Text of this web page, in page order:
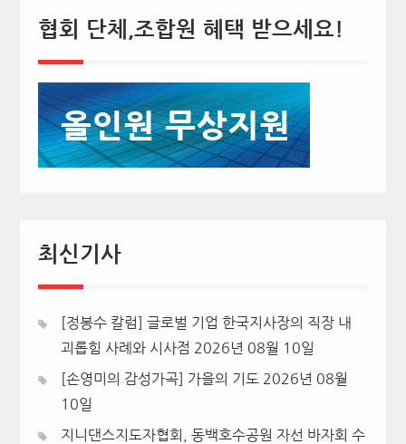
협회 단체,조합원 혜택 받으세요!
최신기사
[정봉수 칼럼] 글로벌 기업 한국지사장의 직장 내
괴롭힘 사례와 시사점 2026년 08월 10일
[손영미의 감성가곡] 가을의 기도 2026년 08월
10일
지니댄스지도자협회, 동백호수공원 자선 바자회 수